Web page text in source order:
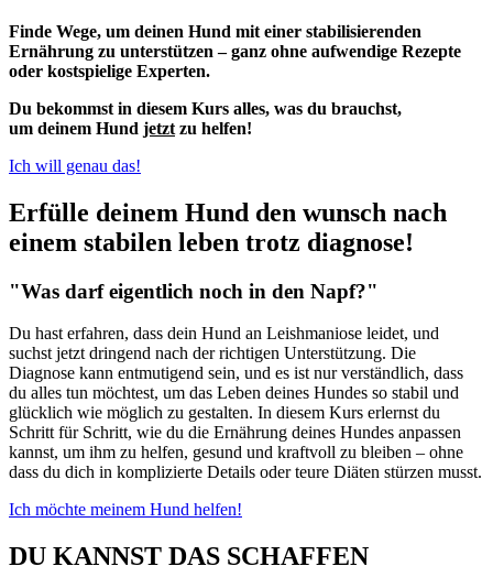
Finde Wege, um deinen Hund mit einer stabilisierenden
Ernährung zu unterstützen – ganz ohne aufwendige Rezepte
oder kostspielige Experten.
Du bekommst in diesem Kurs alles, was du brauchst,
um deinem Hund jetzt zu helfen!
Ich will genau das!
Erfülle deinem Hund den wunsch nach
einem stabilen leben trotz diagnose!
"Was darf eigentlich noch in den Napf?"
Du hast erfahren, dass dein Hund an Leishmaniose leidet, und
suchst jetzt dringend nach der richtigen Unterstützung. Die
Diagnose kann entmutigend sein, und es ist nur verständlich, dass
du alles tun möchtest, um das Leben deines Hundes so stabil und
glücklich wie möglich zu gestalten. In diesem Kurs erlernst du
Schritt für Schritt, wie du die Ernährung deines Hundes anpassen
kannst, um ihm zu helfen, gesund und kraftvoll zu bleiben – ohne
dass du dich in komplizierte Details oder teure Diäten stürzen musst.
Ich möchte meinem Hund helfen!
DU KANNST DAS SCHAFFEN